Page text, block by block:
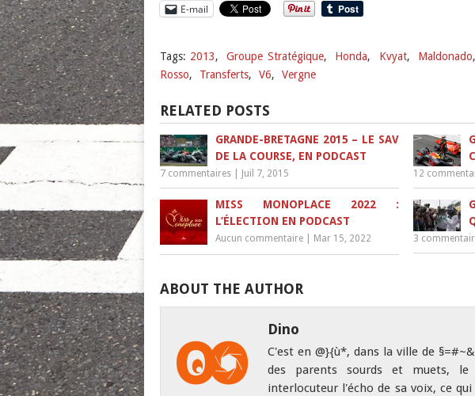
E-mail
Tags: 2013, Groupe Stratégique, Honda, Kvyat, Maldonado,
Rosso, Transferts, V6, Vergne
RELATED POSTS
GRANDE-BRETAGNE 2015 – LE SAV
DE LA COURSE, EN PODCAST
7 commentaires Juil 7, 2015 12
MISS MONOPLACE 2022 :
L’ÉLECTION EN PODCAST
Aucun commentaire Mar 15, 2022 3
ABOUT THE AUTHOR
Dino
C'est en @}{ù*, dans la ville de
des parents sourds et muets,
interlocuteur l'écho de sa voix, ce